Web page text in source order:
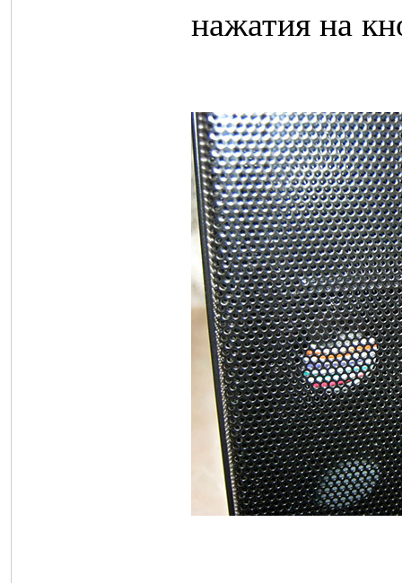
нажатия на